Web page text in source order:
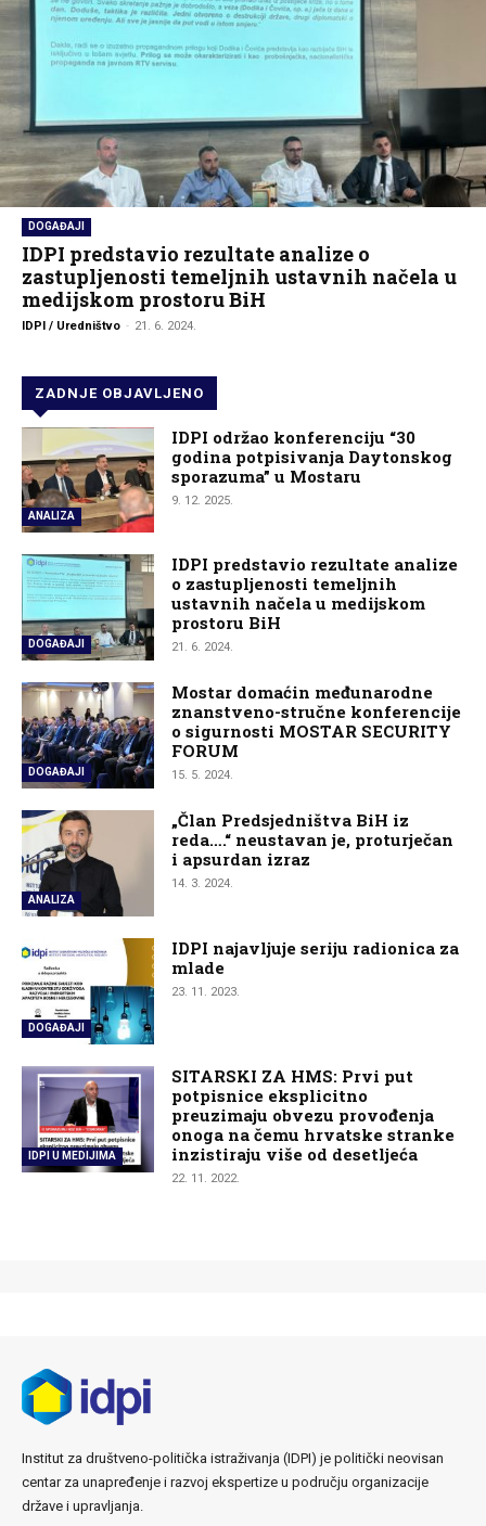
DOGAĐAJI
IDPI predstavio rezultate analize o
zastupljenosti temeljnih ustavnih načela u
medijskom prostoru BiH
IDPI / Uredništvo - 21. 6. 2024.
ZADNJE OBJAVLJENO
ANALIZA
IDPI održao konferenciju “30
godina potpisivanja Daytonskog
sporazuma” u Mostaru
9. 12. 2025.
DOGAĐAJI
IDPI predstavio rezultate analize
o zastupljenosti temeljnih
ustavnih načela u medijskom
prostoru BiH
21. 6. 2024.
DOGAĐAJI
Mostar domaćin međunarodne
znanstveno-stručne konferencije
o sigurnosti MOSTAR SECURITY
FORUM
15. 5. 2024.
ANALIZA
„Član Predsjedništva BiH iz
reda….“ neustavan je, proturječan
i apsurdan izraz
14. 3. 2024.
DOGAĐAJI
IDPI najavljuje seriju radionica za
mlade
23. 11. 2023.
IDPI U MEDIJIMA
SITARSKI ZA HMS: Prvi put
potpisnice eksplicitno
preuzimaju obvezu provođenja
onoga na čemu hrvatske stranke
inzistiraju više od desetljeća
22. 11. 2022.
Institut za društveno-politička istraživanja (IDPI) je politički neovisan
centar za unapređenje i razvoj ekspertize u području organizacije
države i upravljanja.